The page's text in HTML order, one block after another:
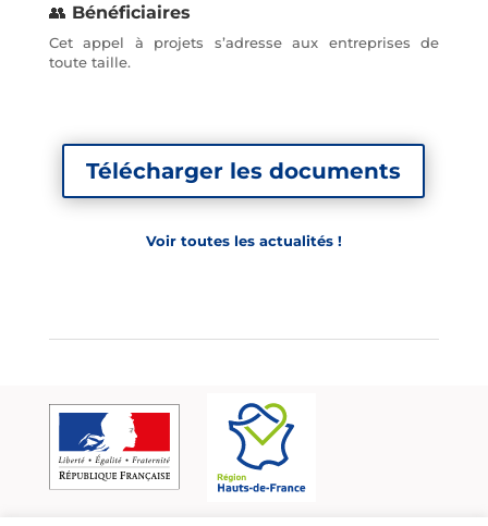
👥 Bénéficiaires
Cet appel à projets s’adresse aux entreprises de
toute taille.
Télécharger les documents
Voir toutes les actualités !